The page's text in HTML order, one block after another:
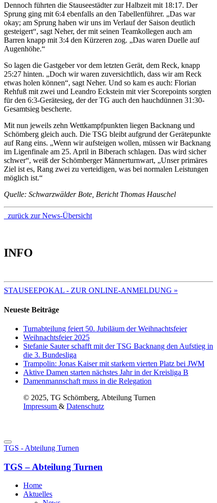
Dennoch führten die Stauseestädter zur Halbzeit mit 18:17. Der
Sprung ging mit 6:4 ebenfalls an den Tabellenführer. „Das war
okay; am Sprung haben wir uns im Verlauf der Saison deutlich
gesteigert“, sagt Neher, der mit seinen Teamkollegen auch am
Barren knapp mit 3:4 den Kürzeren zog. „Das waren Duelle auf
Augenhöhe.“
So lagen die Gastgeber vor dem letzten Gerät, dem Reck, knapp
25:27 hinten. „Doch wir waren zuversichtlich, dass wir am Reck
etwas holen können“, sagt Neher. Und so kam es auch: Florian
Rehfuß mit zwei und Leandro Eckstein mit vier Scorepoints sorgten
für den 6:3-Gerätesieg, der der TG auch den hauchdünnen 31:30-
Gesamtsieg bescherte.
Mit nun jeweils zehn Wettkampfpunkten liegen Backnang und
Schömberg gleich auch. Die TSG bleibt aufgrund der Gerätepunkte
auf Rang eins. „Wenn wir aufsteigen wollen, müssen wir Backnang
im Ligenfinale am 25. April in Biberach schlagen. Das wird sicher
schwer“, weiß der Schömberger Männerturnwart, „Unser primäres
Ziel ist es, Rang zwei zu verteidigen, was bei normalen Leistungen
möglich ist.“
Quelle: Schwarzwälder Bote, Bericht Thomas Hauschel
zurück zur News-Übersicht
INFO
STAUSEEPOKAL - ZUR ONLINE-ANMELDUNG »
Neueste Beiträge
Turnabteilung feiert 50. Jubiläum der Weihnachtsfeier
Weihnachtsfeier 2025
Stefanie Sauter schafft mit der TSG Backnang den Aufstieg in
die 3. Bundesliga
Trampolin: Jonas Kaiser mit starkem vierten Platz bei JWM
Aktive Damen starten nächstes Jahr in der Kreisliga B
Damenmannschaft muss in die Relegation
© 2025, TG Schömberg, Abteilung Turnen
Impressum & Datenschutz
TGS - Abteilung Turnen
TGS – Abteilung Turnen
Home
Aktuelles